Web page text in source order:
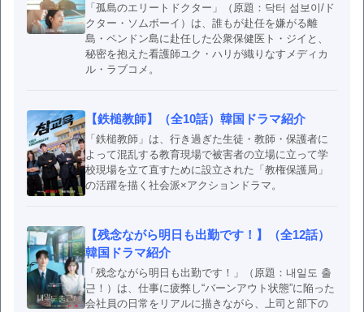
「孤島のエリートドクター」（原題：닥터 섬보이/ド
クター・ソムボーイ）は、誰もが赴任を嫌がる離
島・ペンドン島に赴任した公衆保健医ト・ジイと、
秘密を抱えた看護師ユク・ハリが織りなすメディカ
ル・ラブコメ。
【鉄槌教師】（全10話）韓国ドラマ紹介
「鉄槌教師」は、行き過ぎた生徒・教師・保護者に
よって混乱する教育現場で被害者の立場に立って学
校現場を立て直すために設立された「教権保護局」
の活躍を描く社会派×アクションドラマ。
【残念ながら明日も出勤です！】（全12話）
韓国ドラマ紹介
「残念ながら明日も出勤です！」（原題：내일도 출
근！）は、仕事に疲弊し“バーンアウト状態”に陥った
会社員の日常をリアルに描きながら、上司と部下の